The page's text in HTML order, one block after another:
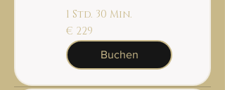
1 Std. 30 Min.
229
euro
€ 229
Buchen